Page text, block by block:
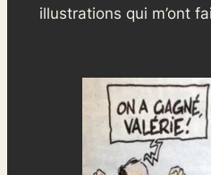
illustrations qui m’ont